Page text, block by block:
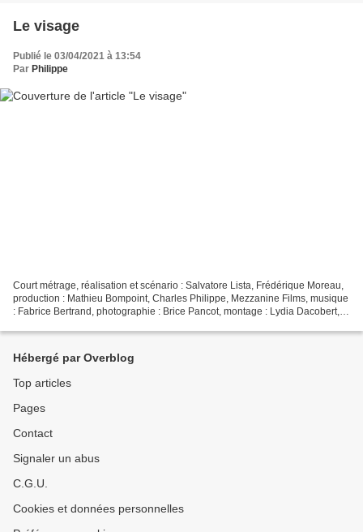
Le visage
Publié le 03/04/2021 à 13:54
Par Philippe
Court métrage, réalisation et scénario : Salvatore Lista, Frédérique Moreau,
production : Mathieu Bompoint, Charles Philippe, Mezzanine Films, musique
: Fabrice Bertrand, photographie : Brice Pancot, montage : Lydia Dacobert,
Hébergé par Overblog
Top articles
Pages
Contact
Signaler un abus
C.G.U.
Cookies et données personnelles